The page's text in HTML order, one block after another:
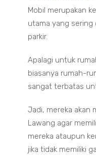
Mobil merupakan
utama yang
parkir.
Apalagi untuk
biasanya rumah-
sangat terbatas
Jadi, mereka akan
Lawang agar
mereka ataupun
jika tidak memiliki